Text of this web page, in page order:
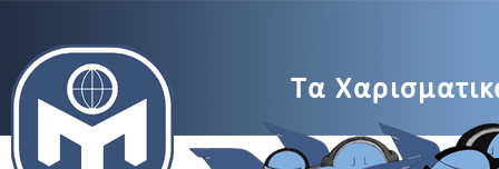
MENSA
Τα